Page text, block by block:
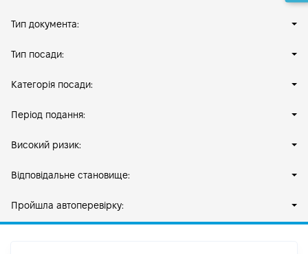
Тип документа:
Тип посади:
Категорія посади:
Період подання:
Високий ризик:
Відповідальне становище:
Пройшла автоперевірку: